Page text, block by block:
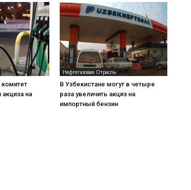
на
Нефтегазовая Отрасль
В Узбекистане могут в четыре
раза увеличить акциз на
импортный бензин